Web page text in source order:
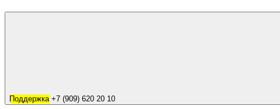
Поддержка +7 (909) 620 20 10